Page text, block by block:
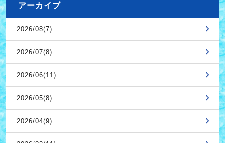
アーカイブ
2026/08(7)
2026/07(8)
2026/06(11)
2026/05(8)
2026/04(9)